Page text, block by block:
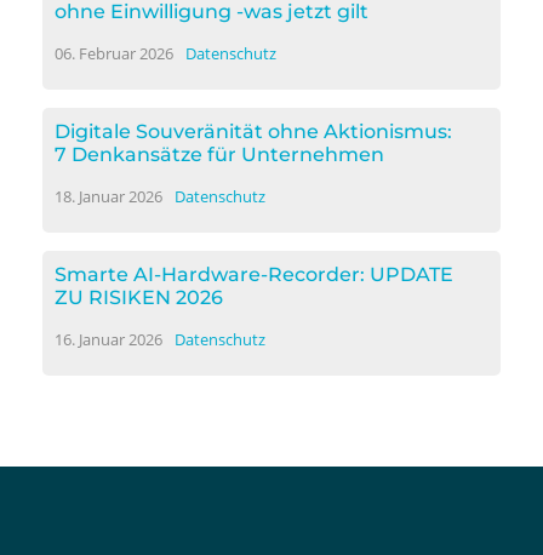
ohne Einwilligung -was jetzt gilt
06. Februar 2026 Datenschutz
Digitale Souveränität ohne Aktionismus:
7 Denkansätze für Unternehmen
18. Januar 2026 Datenschutz
Smarte AI-Hardware-Recorder: UPDATE
ZU RISIKEN 2026
16. Januar 2026 Datenschutz